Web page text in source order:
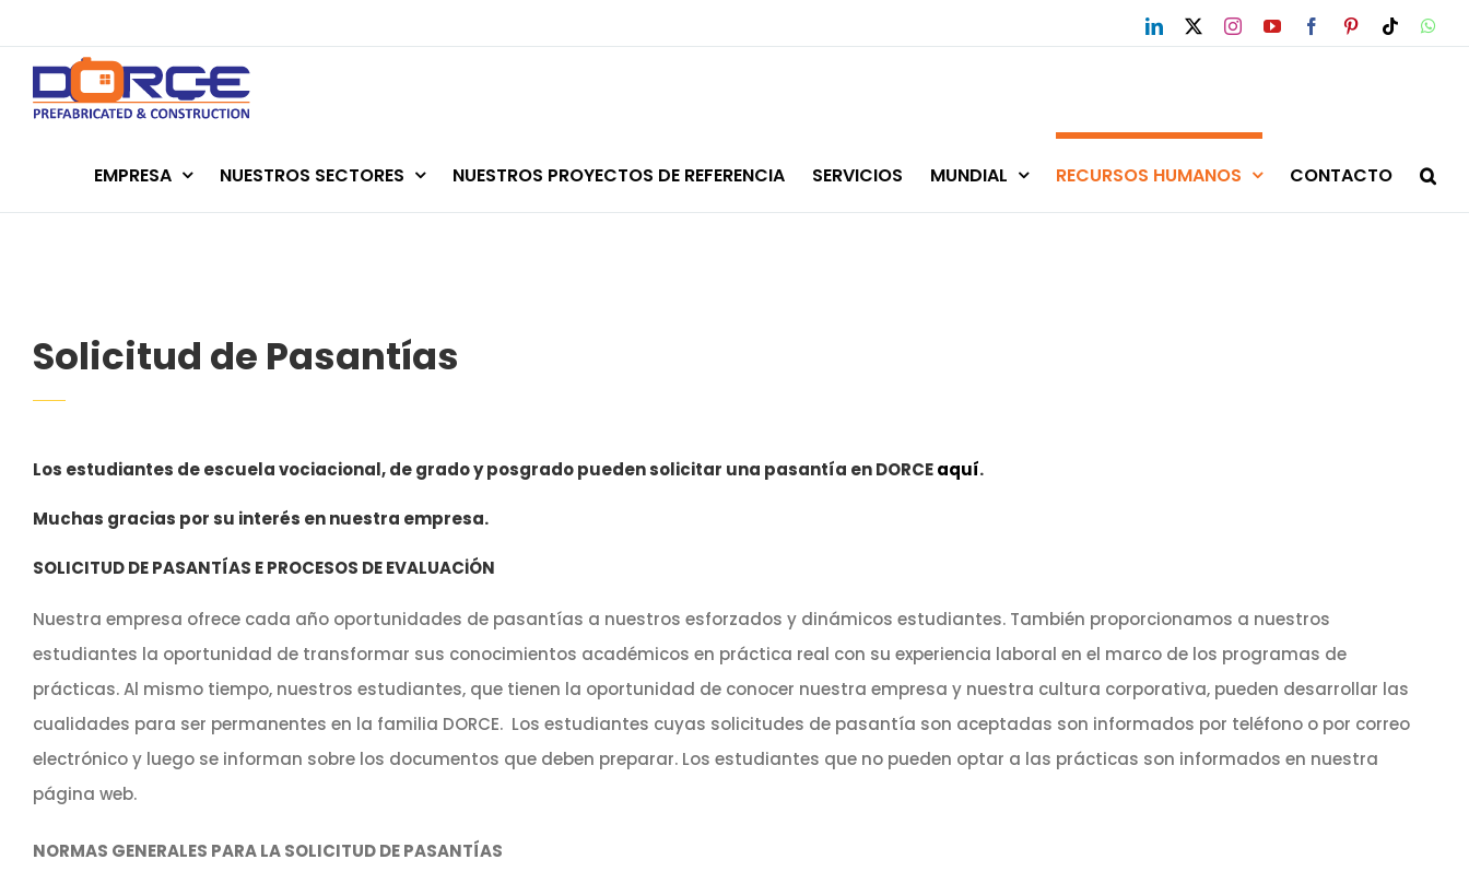
to
content
LinkedIn InstagramYouTubeFacebookPinterestTiktok
EMPRESA NUESTROS SECTORES NUESTROS PROYECTOS DE REFERENCIA SERVICIOS MUNDIAL RECURSOS HUMANOS CONTACTO
Solicitud de Pasantías
Los estudiantes de escuela vociacional, de grado y posgrado pueden solicitar una pasantía en DORCEaquí.
Muchas gracias por su interés en nuestra empresa.
SOLICITUD DE PASANTÍAS E PROCESOS DE EVALUACİÓN
Nuestra empresa ofrece cada año oportunidades de pasantías a nuestros esforzados y dinámicos estudiantes. También proporcionamos a nuestros
estudiantes la oportunidad de transformar sus conocimientos académicos en práctica real con su experiencia laboral en el marco de los programas de
prácticas. Al mismo tiempo, nuestros estudiantes, que tienen la oportunidad de conocer nuestra empresa y nuestra cultura corporativa, pueden desarrollar las
cualidades para ser permanentes en la familia DORCE. Los estudiantes cuyas solicitudes de pasantía son aceptadas son informados por teléfono o por correo
electrónico y luego se informan sobre los documentos que deben preparar. Los estudiantes que no pueden optar a las prácticas son informados en nuestra
página web.
NORMAS GENERALES PARA LA SOLICITUD DE PASANTÍAS